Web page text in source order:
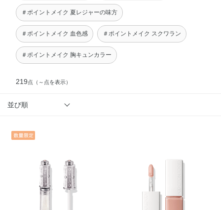
＃ポイントメイク 夏レジャーの味方
＃ポイントメイク 血色感 ＃ポイントメイク スクワラン
＃ポイントメイク 胸キュンカラー
219点 （～点を表示）
並び順